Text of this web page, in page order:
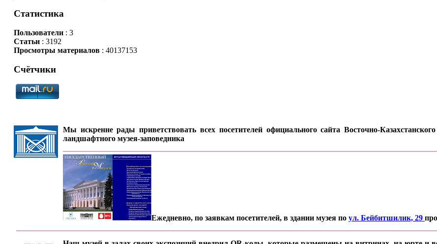
Статистика
Пользователи: 3
Статьи: 3192
Просмотры материалов: 40137153
Счётчики
Мы искренне рады приветствовать всех посетителей официального сайта Восточно-
ландшафтного музея-заповедника
Ежедневно, по заявкам посетителей, в здании музея по ул. Бейбитшилик, 29